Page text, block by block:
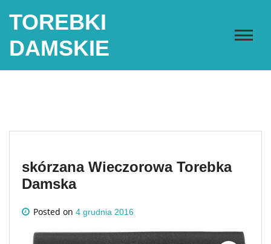
TOREBKI
DAMSKIE
skórzana Wieczorowa Torebka
Damska
Posted on 4 grudnia 2016